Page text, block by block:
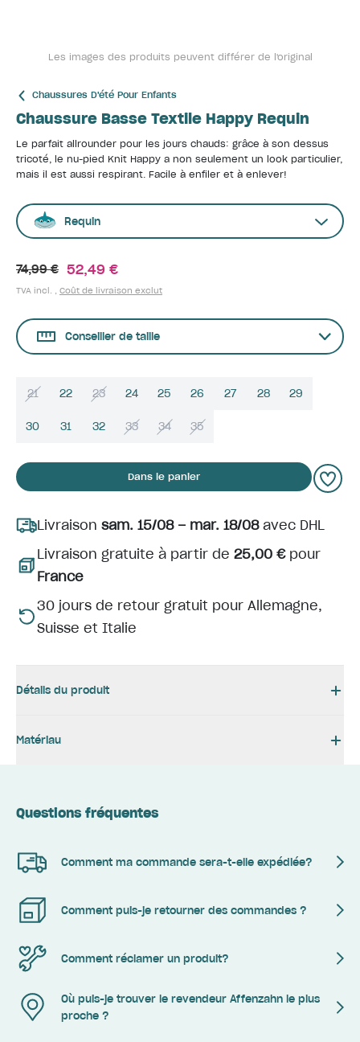
Les images des produits peuvent différer de l'original
Chaussures D'été Pour Enfants
Chaussure Basse Textile Happy Requin
Le parfait allrounder pour les jours chauds: grâce à son dessus
tricoté, le nu-pied Knit Happy a non seulement un look particulier,
mais il est aussi respirant. Facile à enfiler et à enlever!
Requin
74,99 € 52,49 €
TVA incl. , Coût de livraison exclut
Conseiller de taille
21 22 23 24 25 26 27 28 29
30 31 32 33 34 35
Dans le panier
Livraison sam. 15/08 – mar. 18/08avec DHL
Livraison gratuite à partir de 25,00 €pour
France
30 jours de retour gratuit pour Allemagne,
Suisse et Italie
Détails du produit
Matériau
Questions fréquentes
Comment ma commande sera-t-elle expédiée?
Comment puis-je retourner des commandes ?
Comment réclamer un produit?
Où puis-je trouver le revendeur Affenzahn le plus
proche ?